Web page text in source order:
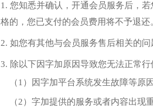
1. 您知悉并确认，开通会员服务后，
格的，您已支付的会员费用将不予退还
2. 如您有其他与会员服务售后相关的
3. 除以下因字加原因导致您无法正常
（1）因字加平台系统发生故障等
（2）字加提供的服务或者内容出现